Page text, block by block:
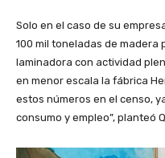
Solo en el caso de su
100 mil toneladas de madera
laminadora con actividad
en menor escala la fábrica
estos números en el censo,
consumo y empleo”, planteó